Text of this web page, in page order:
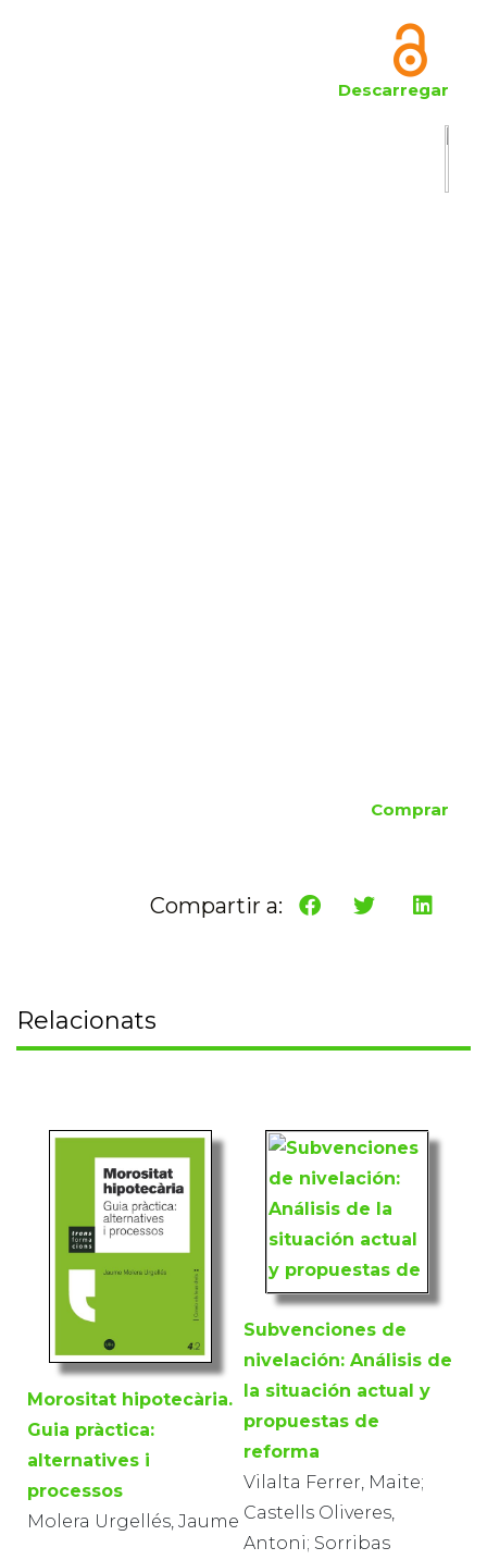
Descarregar
Comprar
Compartir a:
Relacionats
Morositat hipotecària.
Guia pràctica:
alternatives i
processos
Molera Urgellés, Jaume
Subvenciones de
nivelación: Análisis de
la situación actual y
propuestas de
reforma
Vilalta Ferrer, Maite;
Castells Oliveres,
Antoni; Sorribas